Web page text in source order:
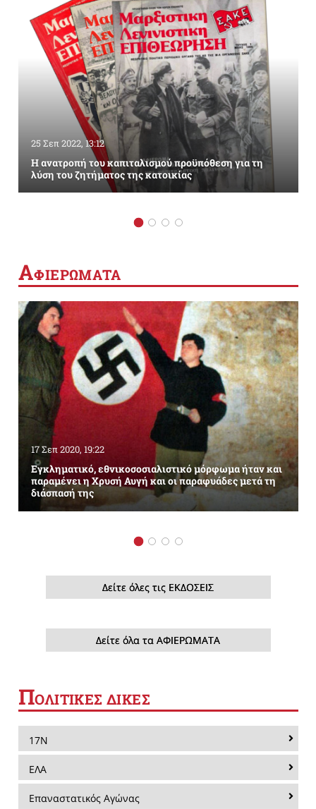
25 Σεπ 2022, 13:12
Η ανατροπή του καπιταλισμού προϋπόθεση για τη
λύση του ζητήματος της κατοικίας
ΑΦΙΕΡΩΜΑΤΑ
17 Σεπ 2020, 19:22
Εγκληματικό, εθνικοσοσιαλιστικό μόρφωμα ήταν και
παραμένει η Χρυσή Αυγή και οι παραφυάδες μετά τη
διάσπασή της
Δείτε όλες τις ΕΚΔΟΣΕΙΣ
Δείτε όλα τα ΑΦΙΕΡΩΜΑΤΑ
ΠΟΛΙΤΙΚΕΣ ΔΙΚΕΣ
17Ν
ΕΛΑ
Επαναστατικός Αγώνας